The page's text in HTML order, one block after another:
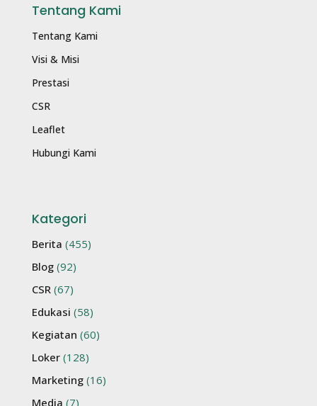
Tentang Kami
Tentang Kami
Visi & Misi
Prestasi
CSR
Leaflet
Hubungi Kami
Kategori
Berita (455)
Blog (92)
CSR (67)
Edukasi (58)
Kegiatan (60)
Loker (128)
Marketing (16)
Media (7)